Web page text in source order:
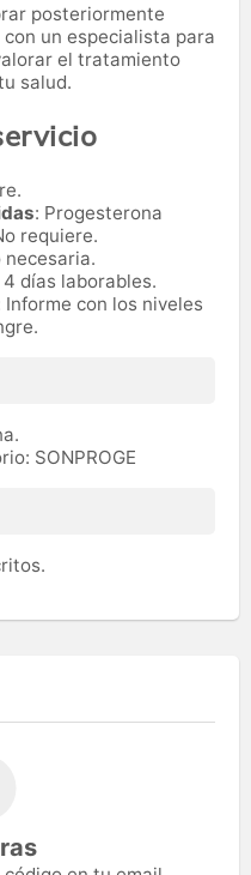
posteriormente
un especialista para
el tratamiento
salud.
: Progesterona
requiere.
necesaria.
4 días laborables.
Informe con los niveles
SONPROGE